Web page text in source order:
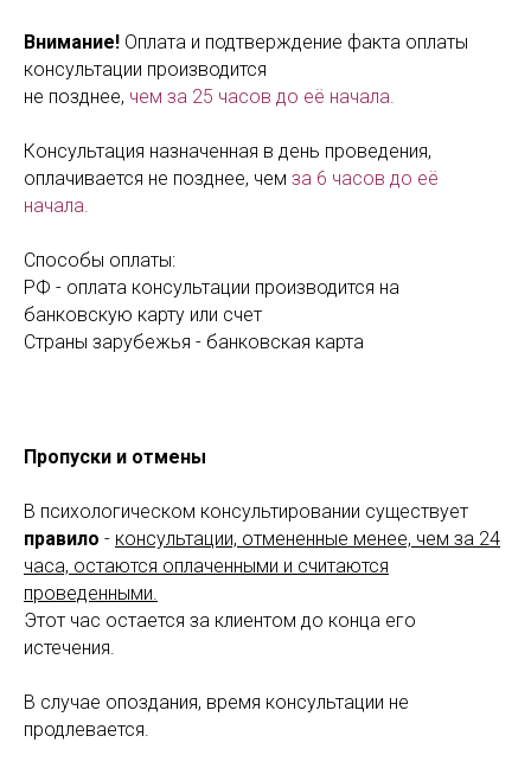
Внимание! Оплата и подтверждение факта оплаты
консультации производится
не позднее, чем за 25 часов до её начала.
Консультация назначенная в день проведения,
оплачивается не позднее, чем за 6 часов до её
начала.
Способы оплаты:
РФ - оплата консультации производится на
банковскую карту или счет
Страны зарубежья - банковская карта
Пропуски и отмены
В психологическом консультировании существует
правило - консультации, отмененные менее, чем за 24
часа, остаются оплаченными и считаются
проведенными.
Этот час остается за клиентом до конца его
истечения.
В случае опоздания, время консультации не
продлевается.